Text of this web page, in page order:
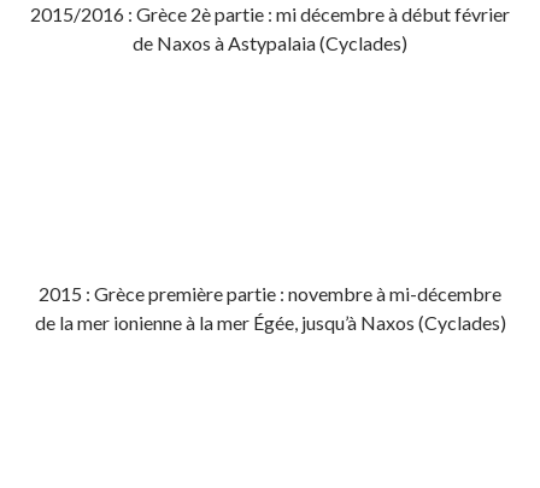
2015/2016 : Grèce 2è partie : mi décembre à début février
de Naxos à Astypalaia (Cyclades)
2015 : Grèce première partie : novembre à mi-décembre
de la mer ionienne à la mer Égée, jusqu’à Naxos (Cyclades)